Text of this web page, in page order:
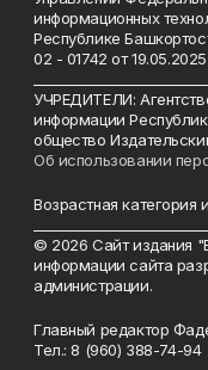
информационных
Республике
02 - 01742 от 19.05.2025
УЧРЕДИТЕЛИ:
информации
общество
Об использовании
Возрастная категория
© 2026 Сайт издания
информации сайта
администрации.
Главный редактор
Тел.: 8 (960) 388-74-94